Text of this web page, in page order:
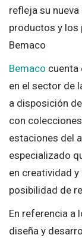
refleja su
productos y los
Bemaco
Bemaco cuenta
en el sector de
a disposición
con
estaciones del
especializado
en creatividad
posibilidad de
En referencia a
diseña y